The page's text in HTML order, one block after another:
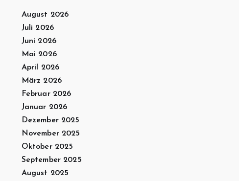
August 2026
Juli 2026
Juni 2026
Mai 2026
April 2026
März 2026
Februar 2026
Januar 2026
Dezember 2025
November 2025
Oktober 2025
September 2025
August 2025